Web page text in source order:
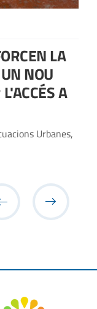
LA
NOU
A
Urbanes,